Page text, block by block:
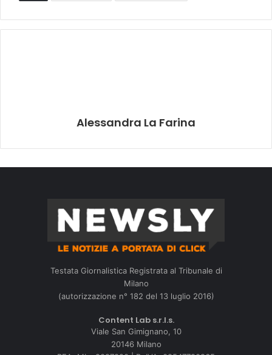
Alessandra La Farina
Testata Giornalistica Registrata al Tribunale di
Milano
(autorizzazione n° 182 del 13 luglio 2016)
Content Lab s.r.l.s.
Viale San Gimignano, 10
20146 Milano